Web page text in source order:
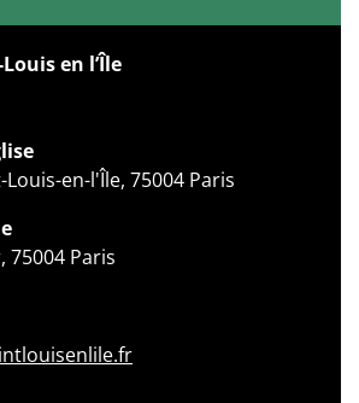
en l’Île
en-l'Île, 75004 Paris
75004 Paris